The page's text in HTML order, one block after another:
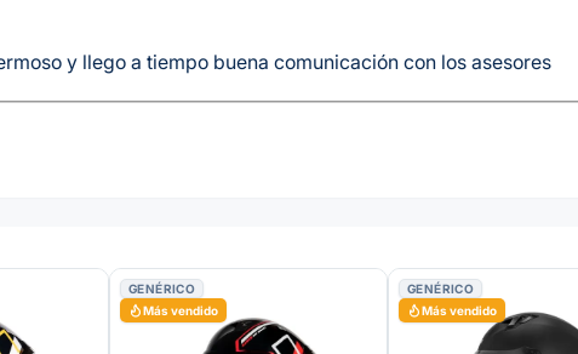
y llego a tiempo buena comunicación con los asesores
GENÉRICO
Más vendido
GENÉRICO
Más vendido